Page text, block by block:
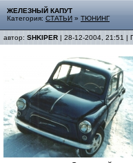
ЖЕЛЕЗНЫЙ КАПУТ
Категория: СТАТЬИ » ТЮНИНГ
автор: SHKIPER | 28-12-2004, 21:51 |